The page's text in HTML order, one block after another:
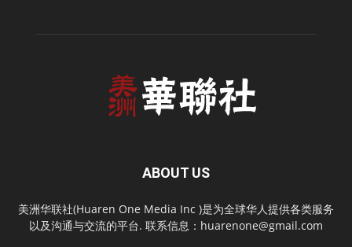
ABOUT US
美洲华联社(Huaren One Media Inc )是为全球华人提供各类服务
以及沟通与交流的平台. 联系信息： huarenone@gmail.com